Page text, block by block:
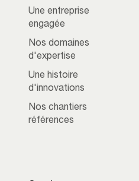
Une entreprise
engagée
Nos domaines
d'expertise
Une histoire
d'innovations
Nos chantiers
références